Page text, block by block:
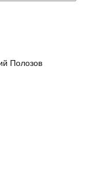
Полозов